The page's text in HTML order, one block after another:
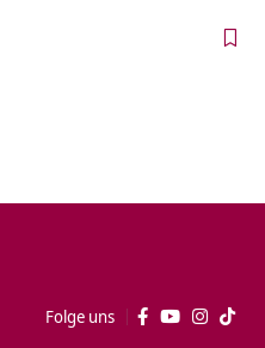
Folge uns